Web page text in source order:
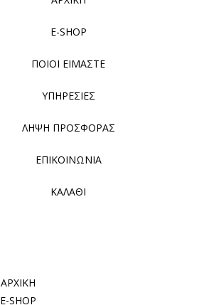
E-SHOP
ΠΟΙΟΙ ΕΙΜΑΣΤΕ
ΥΠΗΡΕΣΙΕΣ
ΛΗΨΗ ΠΡΟΣΦΟΡΑΣ
ΕΠΙΚΟΙΝΩΝΙΑ
ΚΑΛΑΘΙ
ΑΡΧΙΚΗ
E-SHOP